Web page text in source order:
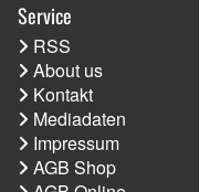
Service
RSS
About us
Kontakt
Mediadaten
Impressum
AGB Shop